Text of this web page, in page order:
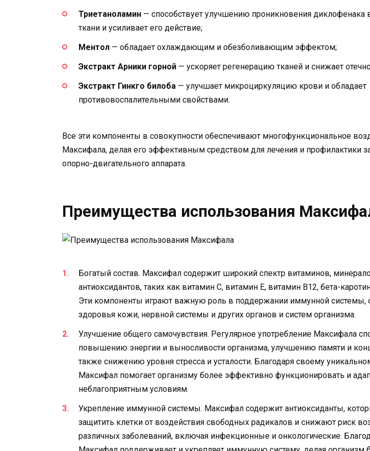
Триетаноламин — способствует улучшению проникновения
ткани и усиливает его действие;
Ментол — обладает охлаждающим и обезболивающим эффектом;
Экстракт Арники горной — ускоряет регенерацию тканей и снижает
Экстракт Гинкго билоба — улучшает микроциркуляцию крови и обладает
противовоспалительными свойствами.
Все эти компоненты в совокупности обеспечивают многофункциональное
Максифала, делая его эффективным средством для лечения и профилактики
опорно-двигательного аппарата.
Преимущества использования
Богатый состав. Максифал содержит широкий спектр витаминов,
антиоксидантов, таких как витамин С, витамин Е, витамин В12, бета-
Эти компоненты играют важную роль в поддержании иммунной системы,
здоровья кожи, нервной системы и других органов и систем организма.
Улучшение общего самочувствия. Регулярное употребление Максифала
повышению энергии и выносливости организма, улучшению памяти и
также снижению уровня стресса и усталости. Благодаря своему
Максифал помогает организму более эффективно функционировать и
неблагоприятным условиям.
Укрепление иммунной системы. Максифал содержит антиоксиданты,
защитить клетки от воздействия свободных радикалов и снижают риск
различных заболеваний, включая инфекционные и онкологические.